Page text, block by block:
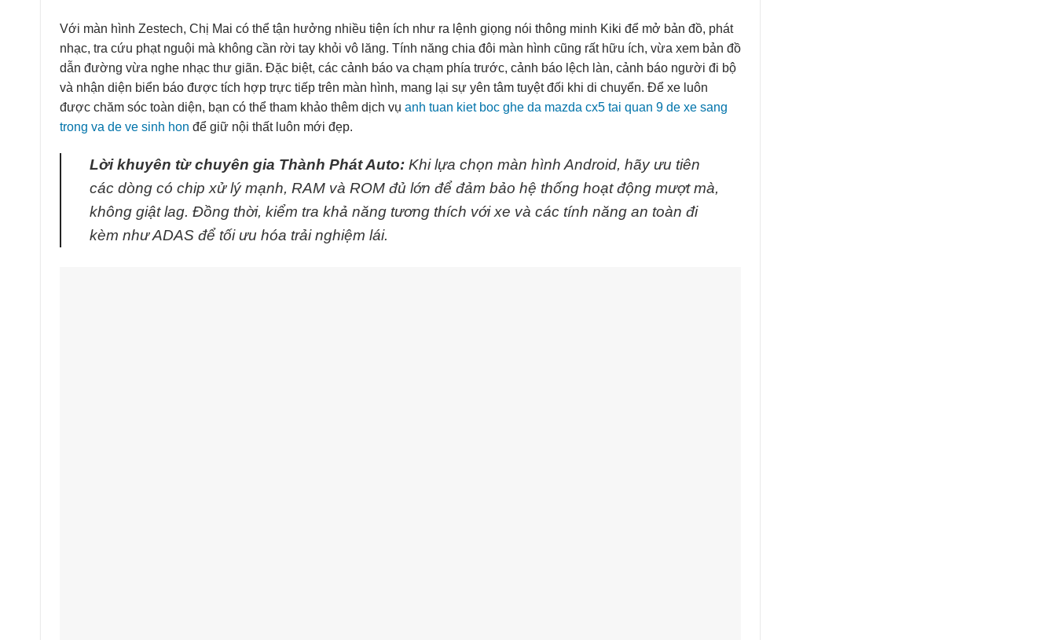
Với màn hình Zestech, Chị Mai có thể tận hưởng nhiều tiện ích như ra lệnh giọng nói thông minh Kiki để mở bản đồ, phát
nhạc, tra cứu phạt nguội mà không cần rời tay khỏi vô lăng. Tính năng chia đôi màn hình cũng rất hữu ích, vừa xem bản đồ
dẫn đường vừa nghe nhạc thư giãn. Đặc biệt, các cảnh báo va chạm phía trước, cảnh báo lệch làn, cảnh báo người đi bộ
và nhận diện biển báo được tích hợp trực tiếp trên màn hình, mang lại sự yên tâm tuyệt đối khi di chuyển. Để xe luôn
được chăm sóc toàn diện, bạn có thể tham khảo thêm dịch vụ anh tuan kiet boc ghe da mazda cx5 tai quan 9 de xe sang
trong va de ve sinh hon để giữ nội thất luôn mới đẹp.
Lời khuyên từ chuyên gia Thành Phát Auto: Khi lựa chọn màn hình Android, hãy ưu tiên
các dòng có chip xử lý mạnh, RAM và ROM đủ lớn để đảm bảo hệ thống hoạt động mượt mà,
không giật lag. Đồng thời, kiểm tra khả năng tương thích với xe và các tính năng an toàn đi
kèm như ADAS để tối ưu hóa trải nghiệm lái.